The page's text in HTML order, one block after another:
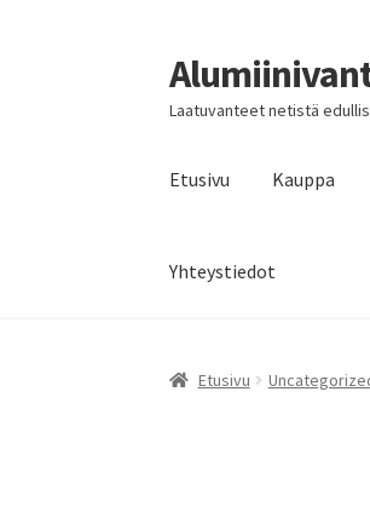
Siirry
navigointiin
Siirry
sisältöön
Laatuvanteet netistä
Etusivu Kauppa
Yhteystiedot
Etusivu